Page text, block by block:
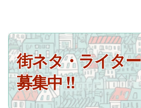
街ネタ・ライター
募集中 !!